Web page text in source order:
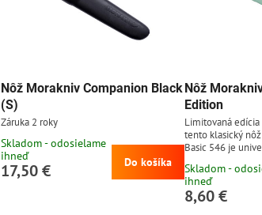
Nôž Morakniv Companion Black
(S)
Záruka 2 roky
Skladom - odosielame
ihneď
17,50 € Do košíka
Nôž
Edition
Limitovaná
tento klasický
Basic 546 je
nerezová oceľ
58 HRC. Plastová
gumenou
Skladom -
ihneď
8,60 €